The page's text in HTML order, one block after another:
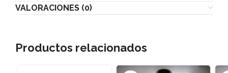
VALORACIONES (0)
Productos relacionados